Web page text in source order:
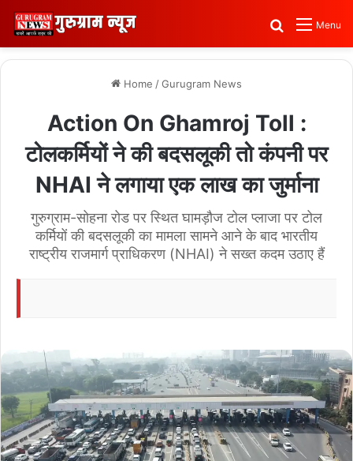
Menu
Search for
Home /Gurugram News
Action On Ghamroj Toll :
टोलकर्मियों ने की बदसलूकी तो कंपनी पर
NHAI ने लगाया एक लाख का जुर्माना
गुरुग्राम-सोहना रोड पर स्थित घामड़ौज टोल प्लाजा पर टोल
कर्मियों की बदसलूकी का मामला सामने आने के बाद भारतीय
राष्ट्रीय राजमार्ग प्राधिकरण (NHAI) ने सख्त कदम उठाए हैं